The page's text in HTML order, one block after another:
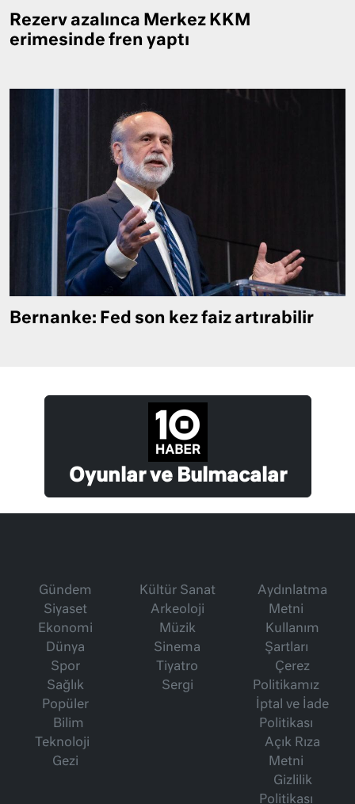
Rezerv azalınca Merkez KKM
erimesinde fren yaptı
Bernanke: Fed son kez faiz artırabilir
Oyunlar ve Bulmacalar
Gündem
Siyaset
Ekonomi
Dünya
Spor
Sağlık
Popüler
Bilim
Teknoloji
Gezi
Kültür Sanat
Arkeoloji
Müzik
Sinema
Tiyatro
Sergi
Aydınlatma
Metni
Kullanım
Şartları
Çerez
Politikamız
İptal ve İade
Politikası
Açık Rıza
Metni
Gizlilik
Politikası